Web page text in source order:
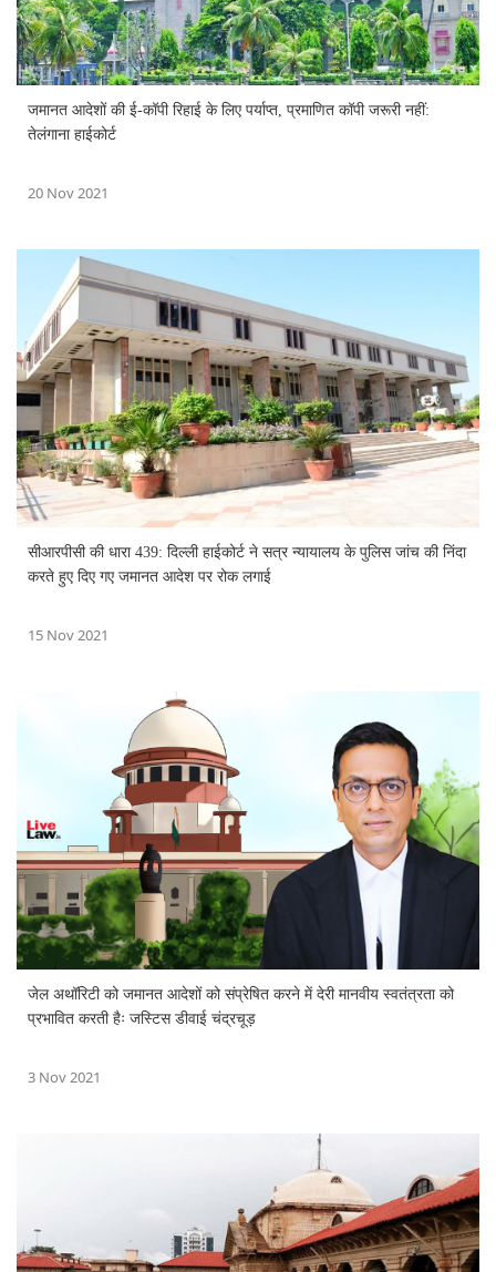
जमानत आदेशों की ई-कॉपी रिहाई के लिए पर्याप्त, प्रमाणित कॉपी जरूरी नहीं:
तेलंगाना हाईकोर्ट
20 Nov 2021
सीआरपीसी की धारा 439: दिल्ली हाईकोर्ट ने सत्र न्यायालय के पुलिस जांच की निंदा
करते हुए दिए गए जमानत आदेश पर रोक लगाई
15 Nov 2021
जेल अथॉरिटी को जमानत आदेशों को संप्रेषित करने में देरी मानवीय स्वतंत्रता को
प्रभावित करती हैः जस्टिस डीवाई चंद्रचूड़
3 Nov 2021